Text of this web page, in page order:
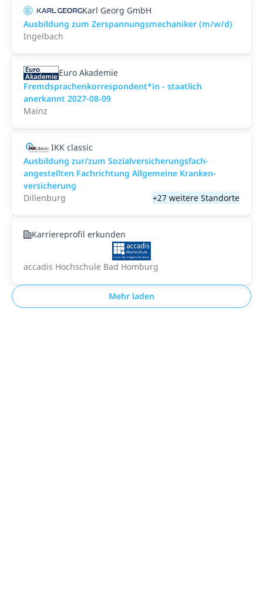
Karl Georg GmbH
Ausbildung zum Zerspannungsmechaniker (m/w/d)
Ingelbach
Euro Akademie
Fremdsprachenkorrespondent*in - staatlich
anerkannt 2027-08-09
Mainz
IKK classic
Aus­bild­ung zur/zum Sozial­versicher­ungs­fach­
angestellten­ Fach­richtung All­gemeine Kranken­
versicher­ung
Dillenburg
+27 weitere Standorte
Karriereprofil erkunden
accadis Hochschule Bad Homburg
Mehr laden